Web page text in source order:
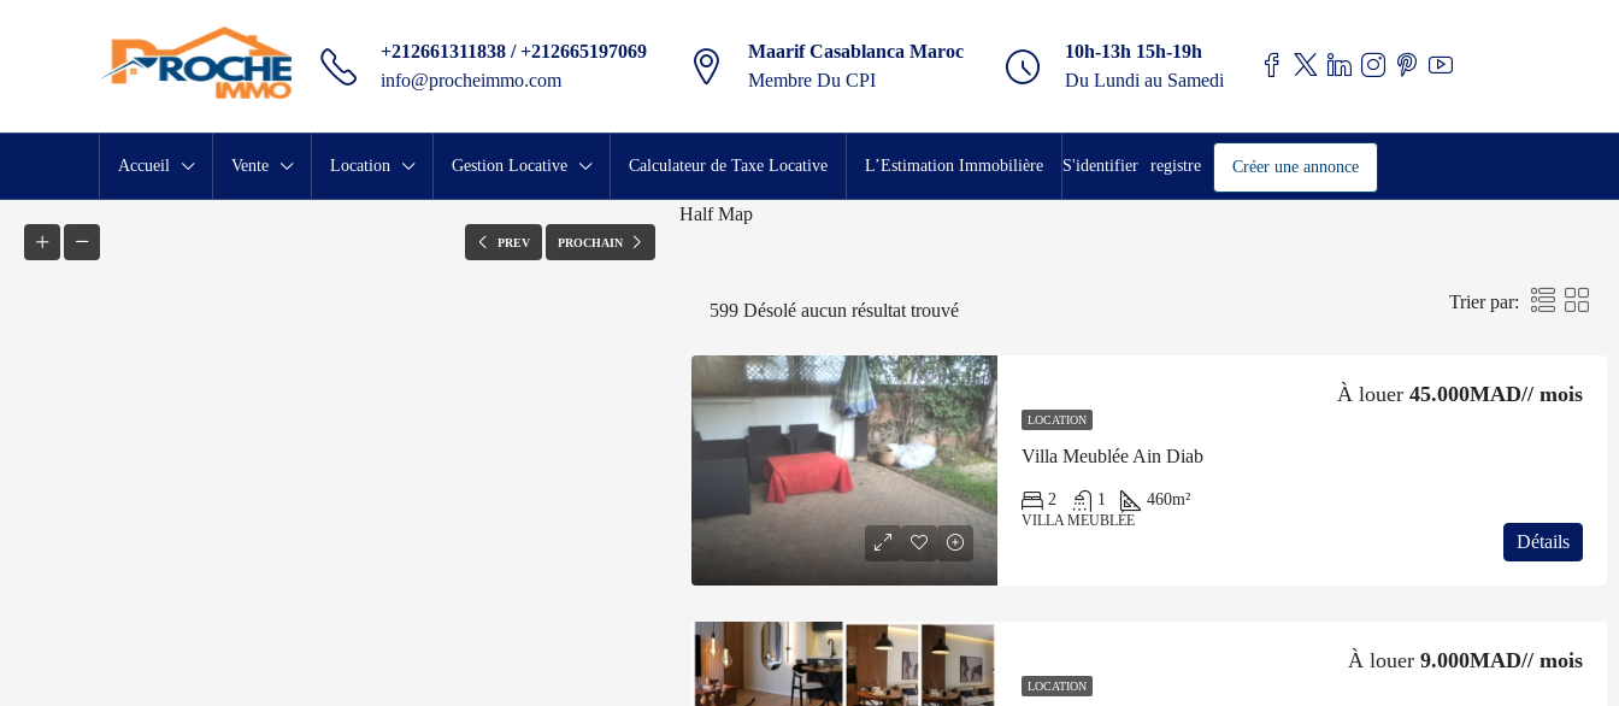
+212661311838 / +212665197069
info@procheimmo.com
Maarif Casablanca Maroc
Membre Du CPI
10h-13h 15h-19h
Du Lundi au Samedi
Accueil Vente Location Gestion Locative Calculateur de Taxe Locative L’Estimation Immobilière S'identifier registre Créer une annonce
PREV PROCHAIN
PLEIN ÉCRAN
Half Map
599 Désolé aucun résultat trouvé Trier par:
LOCATION
Villa Meublée Ain Diab
À louer 45.000MAD// mois
2 1 460m²
VILLA MEUBLÉE
Détails
LOCATION
À louer 9.000MAD// mois